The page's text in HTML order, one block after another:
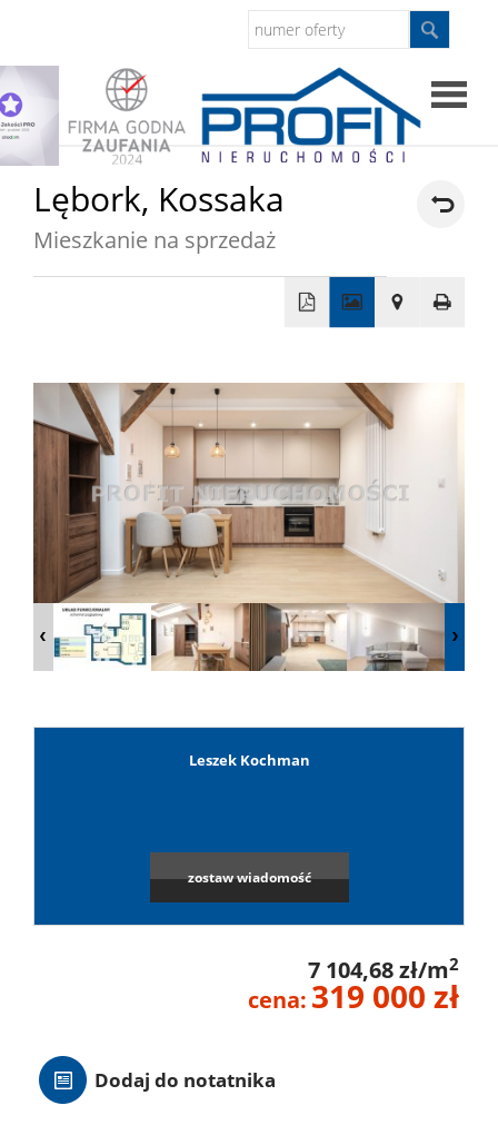
Dzialki
Hale
Lokale
Lębork, Kossaka
Mieszkanie na sprzedaż
−
Leszek Kochman
zostaw wiadomość
7 104,68 zł/m2
cena: 319 000 zł
Dodaj do notatnika